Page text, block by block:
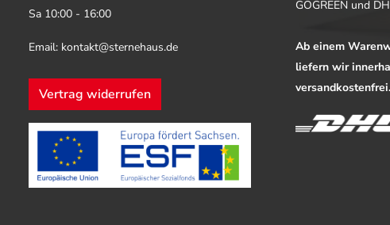
Sa 10:00 - 16:00
Email: kontakt@sternehaus.de
Vertrag widerrufen
GOGREEN und
Ab einem
liefern wir
versandkostenfrei.